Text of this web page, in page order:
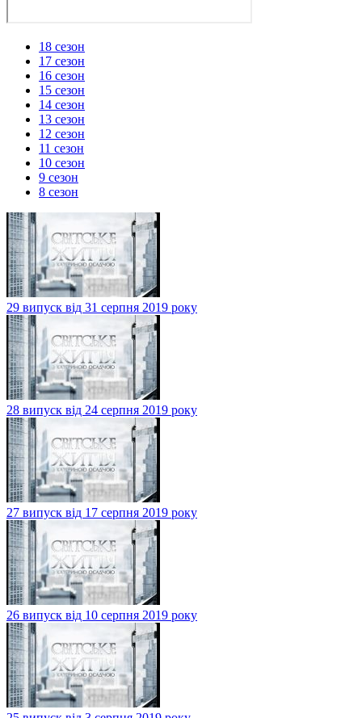
18 сезон
17 сезон
16 сезон
15 сезон
14 сезон
13 сезон
12 сезон
11 сезон
10 сезон
9 сезон
8 сезон
29 випуск від 31 серпня 2019 року
28 випуск від 24 серпня 2019 року
27 випуск від 17 серпня 2019 року
26 випуск від 10 серпня 2019 року